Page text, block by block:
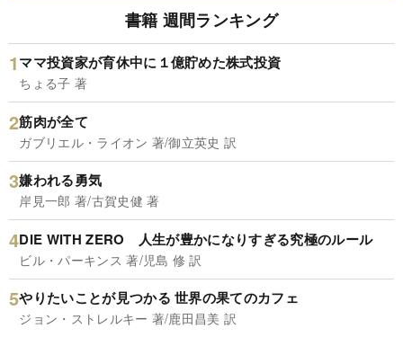
書籍 週間ランキング
ママ投資家が育休中に１億貯めた株式投資
ちょる子 著
筋肉が全て
ガブリエル・ライオン 著/御立英史 訳
嫌われる勇気
岸見一郎 著/古賀史健 著
DIE WITH ZERO 人生が豊かになりすぎる究極のルール
ビル・パーキンス 著/児島 修 訳
やりたいことが見つかる 世界の果てのカフェ
ジョン・ストレルキー 著/鹿田昌美 訳